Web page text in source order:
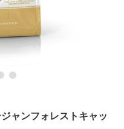
ャンフォレストキャッ